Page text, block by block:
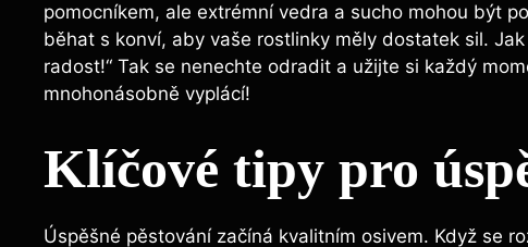
pomocníkem, ale extrémní ​vedra a ⁣sucho mohou být
běhat s konví, aby ⁤vaše rostlinky měly dostatek sil.
⁢radost!“ Tak se nenechte ‍odradit a užijte si každý
mnohonásobně vyplácí!
Klíčové tipy ‌pro‍
Úspěšné pěstování​ začíná kvalitním osivem. Když‍ se